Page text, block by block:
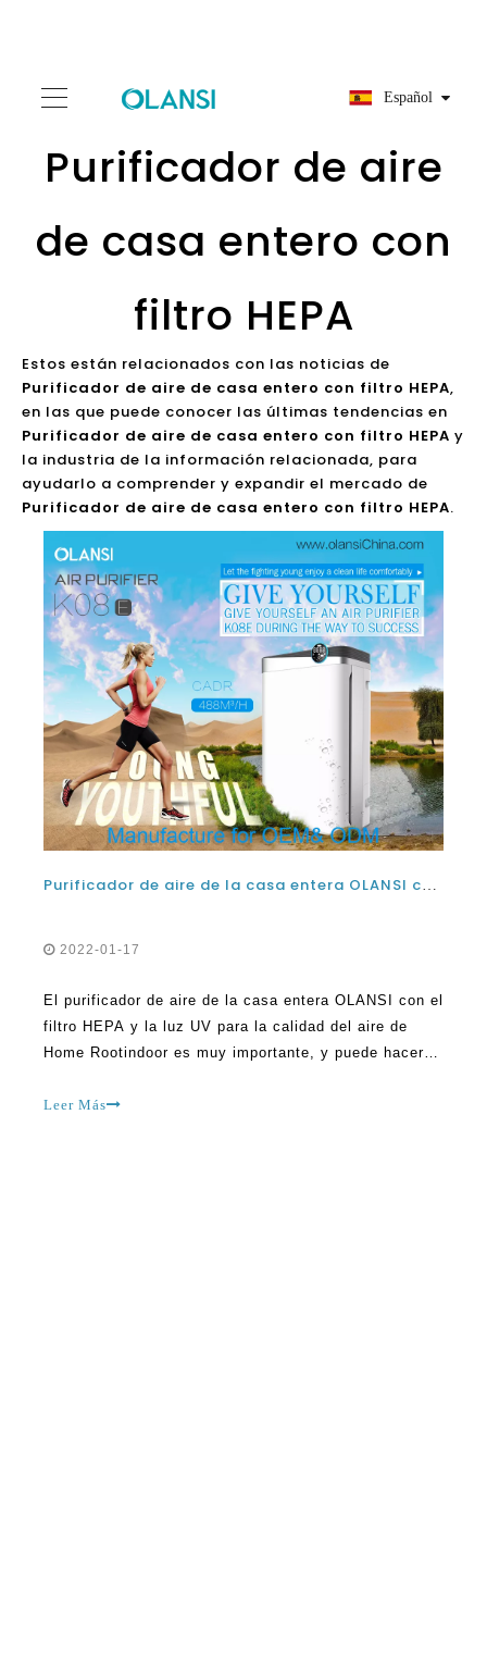
Español
Purificador de aire
de casa entero con
filtro HEPA
Estos están relacionados con las noticias de
Purificador de aire de casa entero con filtro HEPA,
en las que puede conocer las últimas tendencias en
Purificador de aire de casa entero con filtro HEPA y
la industria de la información relacionada, para
ayudarlo a comprender y expandir el mercado de
Purificador de aire de casa entero con filtro HEPA.
Purificador de aire de la casa entera OLANSI con filtro HEPA y luz UV para uso doméstico
2022-01-17
El purificador de aire de la casa entera OLANSI con el
filtro HEPA y la luz UV para la calidad del aire de
Home Rootindoor es muy importante, y puede hacer
limpieza del aire dentro del hogar es importante,
Leer Más